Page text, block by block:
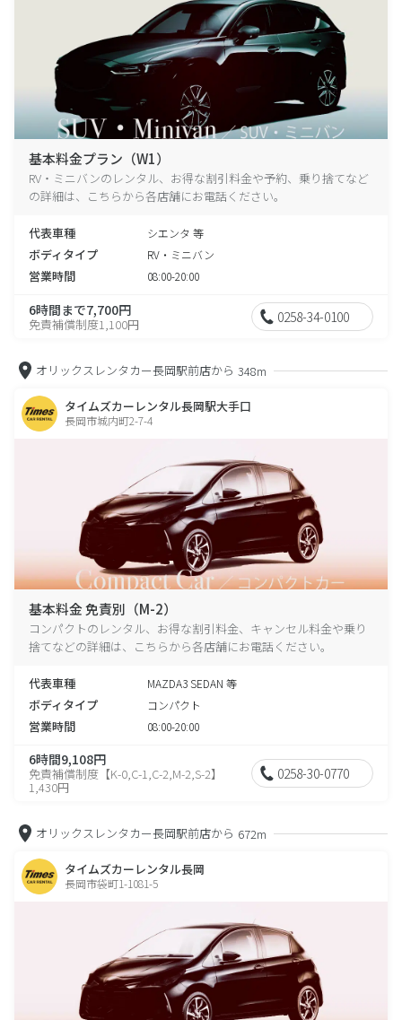
基本料金プラン（W1）
RV・ミニバンのレンタル、お得な割引料金や予約、乗り捨てなど
の詳細は、こちらから各店舗にお電話ください。
代表車種 シエンタ 等
ボディタイプ RV・ミニバン
営業時間 08:00-20:00
6時間まで7,700円
免責補償制度1,100円 0258-34-0100
オリックスレンタカー長岡駅前店から 348m
タイムズカーレンタル長岡駅大手口
長岡市城内町2-7-4
基本料金 免責別（M-2）
コンパクトのレンタル、お得な割引料金、キャンセル料金や乗り
捨てなどの詳細は、こちらから各店舗にお電話ください。
代表車種 MAZDA3 SEDAN 等
ボディタイプ コンパクト
営業時間 08:00-20:00
6時間9,108円
免責補償制度【K-0,C-1,C-2,M-2,S-2】
1,430円
0258-30-0770
オリックスレンタカー長岡駅前店から 672m
タイムズカーレンタル長岡
長岡市袋町1-1081-5